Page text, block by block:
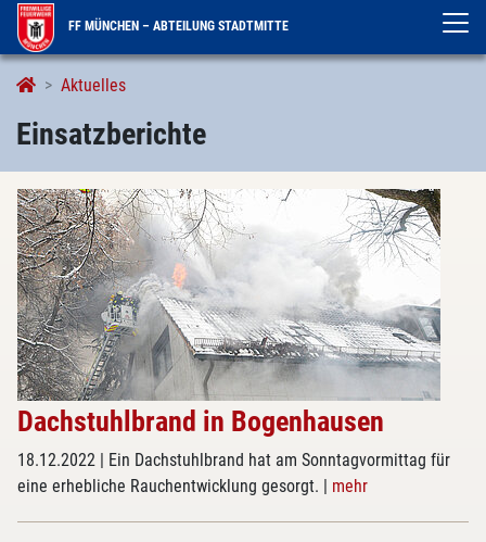
FF MÜNCHEN – ABTEILUNG STADTMITTE
Aktuelles
Einsatzberichte
Einsatzberichte
Dachstuhlbrand in Bogenhausen
18.12.2022 | Ein Dachstuhlbrand hat am Sonntagvormittag für
eine erhebliche Rauchentwicklung gesorgt. | mehr